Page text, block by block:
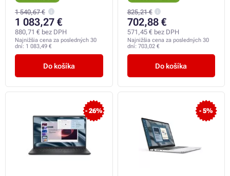
Cell/65W/WLAN/Backlit
Kb/W11 Pro/3Y PS NBD
1 540,67 €
1 083,27 €
880,71 € bez DPH
Najnižšia cena za posledných 30
dní: 1 083,49 €
Do košíka
UHD/65W/WLAN/Backlit
Kb/W11P/3Y PS NBD
825,21 €
702,88 €
571,45 € bez DPH
Najnižšia cena za posledných 30
dní: 703,02 €
Do košíka
- 26% - 5%